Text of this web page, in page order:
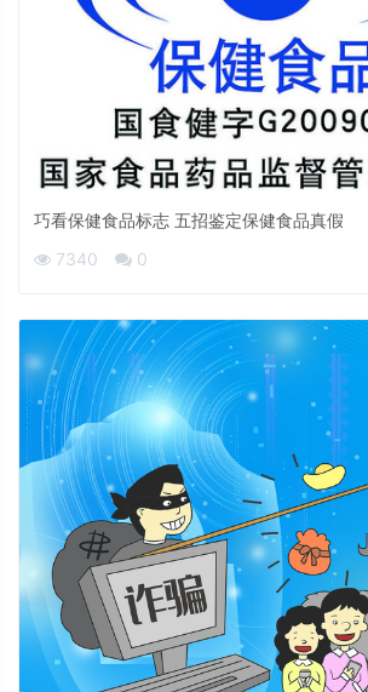
巧看保健食品标志 五招鉴定保健食品真假
7340
0